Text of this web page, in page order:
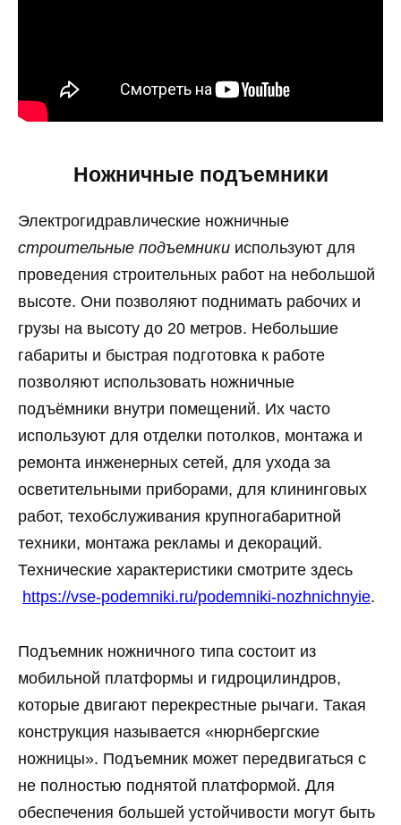
Ножничные подъемники
Электрогидравлические ножничные
строительные подъемники используют для
проведения строительных работ на небольшой
высоте. Они позволяют поднимать рабочих и
грузы на высоту до 20 метров. Небольшие
габариты и быстрая подготовка к работе
позволяют использовать ножничные
подъёмники внутри помещений. Их часто
используют для отделки потолков, монтажа и
ремонта инженерных сетей, для ухода за
осветительными приборами, для клининговых
работ, техобслуживания крупногабаритной
техники, монтажа рекламы и декораций.
Технические характеристики смотрите здесь
https://vse-podemniki.ru/podemniki-nozhnichnyie.
Подъемник ножничного типа состоит из
мобильной платформы и гидроцилиндров,
которые двигают перекрестные рычаги. Такая
конструкция называется «нюрнбергские
ножницы». Подъемник может передвигаться с
не полностью поднятой платформой. Для
обеспечения большей устойчивости могут быть